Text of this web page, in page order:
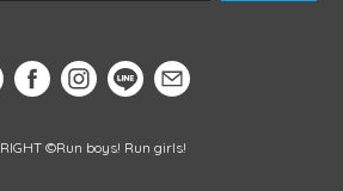
©Run boys! Run girls!